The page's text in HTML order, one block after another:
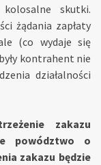
skutki.
żądania zapłaty
(co wydaje się
kontrahent nie
działalności
zakazu
powództwo o
zakazu będzie